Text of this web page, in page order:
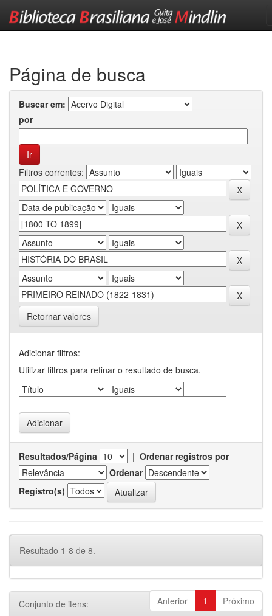
Página de busca
Buscar em:
por
Filtros correntes:
Retornar valores
Adicionar filtros:
Utilizar filtros para refinar o resultado de busca.
Resultados/Página | Ordenar registros por
Ordenar
Registro(s)
Resultado 1-8 de 8.
Anterior 1 Próximo
Conjunto de itens: